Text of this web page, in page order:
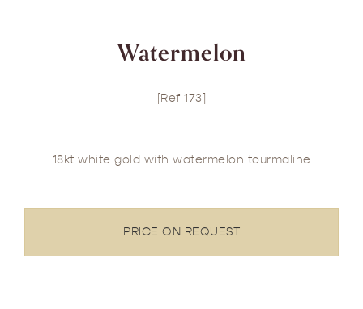
Watermelon
[Ref 173]
18kt white gold with watermelon tourmaline
PRICE ON REQUEST